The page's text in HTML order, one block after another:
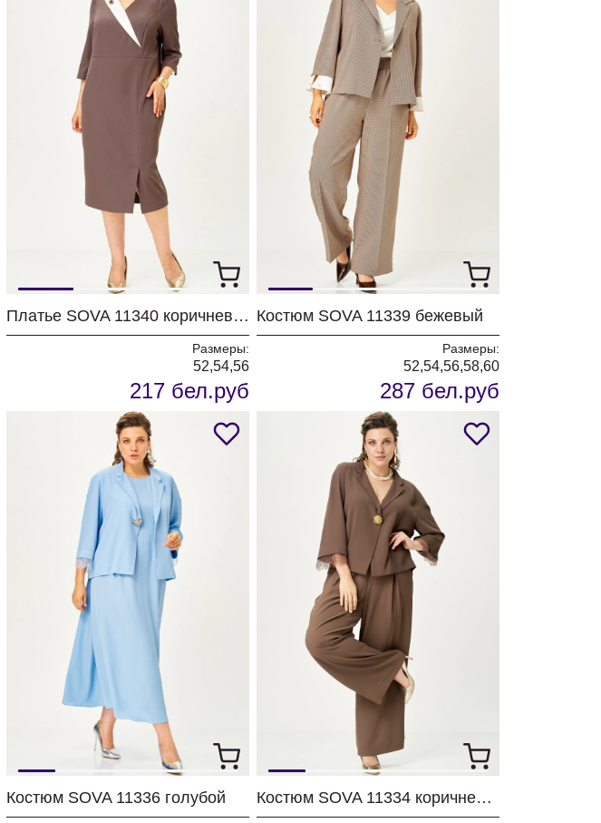
Платье SOVA 11340 коричневый
Размеры:
52,54,56
217 бел.руб
Костюм SOVA 11339 бежевый
Размеры:
52,54,56,58,60
287 бел.руб
Костюм SOVA 11336 голубой Костюм SOVA 11334 коричневый